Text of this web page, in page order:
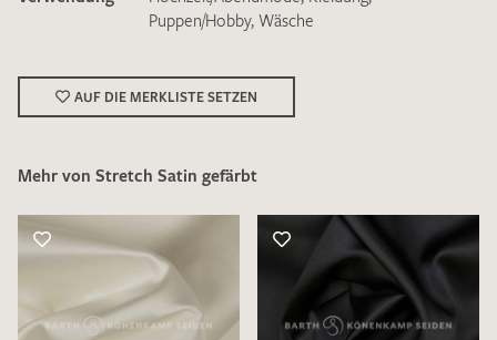
genommen und akzeptiere diese.
MUSTERANFRAGE SENDEN
Puppen/Hobby, Wäsche
AUF DIE MERKLISTE SETZEN
Mehr von Stretch Satin gefärbt